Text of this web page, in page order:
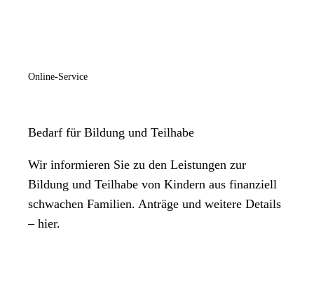
Online-Service
Bedarf für Bildung und Teilhabe
Wir informieren Sie zu den Leistungen zur
Bildung und Teilhabe von Kindern aus finanziell
schwachen Familien. Anträge und weitere Details
– hier.